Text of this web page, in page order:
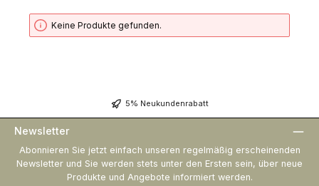
Keine Produkte gefunden.
5% Neukundenrabatt
Newsletter
Abonnieren Sie jetzt einfach unseren regelmäßig erscheinenden
Newsletter und Sie werden stets unter den Ersten sein, über neue
Produkte und Angebote informiert werden.